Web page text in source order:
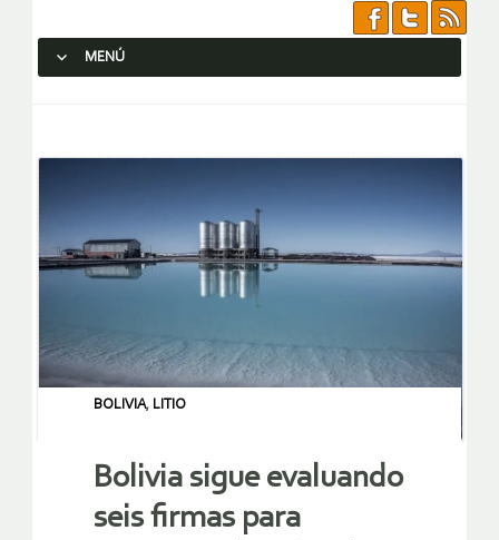
MENÚ
BOLIVIA, LITIO
Bolivia sigue evaluando
seis firmas para